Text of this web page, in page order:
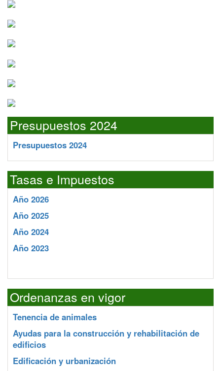
Presupuestos 2024
Presupuestos 2024
Tasas e Impuestos
Año 2026
Año 2025
Año 2024
Año 2023
Ordenanzas en vigor
Tenencia de animales
Ayudas para la construcción y rehabilitación de
edificios
Edificación y urbanización